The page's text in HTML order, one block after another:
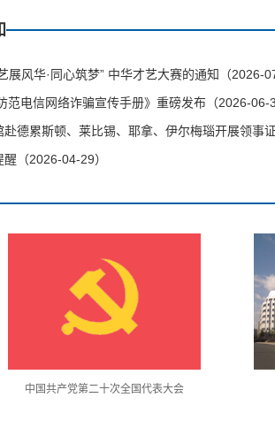
展风华·同心筑梦” 中华才艺大赛的通知（2026-
范电信网络诈骗宣传手册》重磅发布（2026-06-
赴德累斯顿、莱比锡、耶拿、伊尔梅瑙开展领事
（2026-04-29）
中国共产党第二十次全国代表大会